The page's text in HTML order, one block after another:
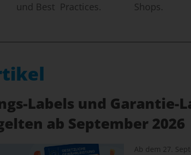
und Best Practices.
Shops.
Labels und Garantie-
ab September 2026
Ab dem 27.